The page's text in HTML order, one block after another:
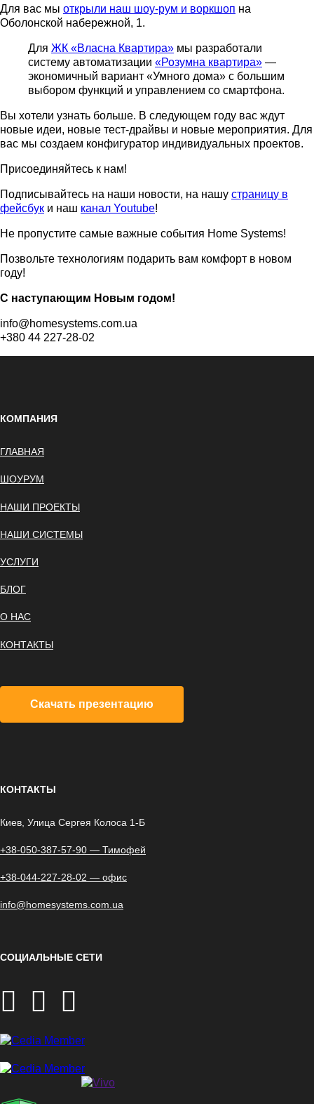
Для вас мы открыли наш шоу-рум и воркшоп на
Оболонской набережной, 1.
Для ЖК «Власна Квартира» мы разработали
систему автоматизации «Розумна квартира» —
экономичный вариант «Умного дома» с большим
выбором функций и управлением со смартфона.
Вы хотели узнать больше. В следующем году вас ждут
новые идеи, новые тест-драйвы и новые мероприятия. Для
вас мы создаем конфигуратор индивидуальных проектов.
Присоединяйтесь к нам!
Подписывайтесь на наши новости, на нашу страницу в
фейсбук и наш канал Youtube!
Не пропустите самые важные события Home Systems!
Позвольте технологиям подарить вам комфорт в новом
году!
С наступающим Новым годом!
info@homesystems.com.ua
+380 44 227-28-02
КОМПАНИЯ
ГЛАВНАЯ
ШОУРУМ
НАШИ ПРОЕКТЫ
НАШИ СИСТЕМЫ
УСЛУГИ
БЛОГ
О НАС
КОНТАКТЫ
Скачать презентацию
КОНТАКТЫ
Киев, Улица Сергея Колоса 1-Б
+38-050-387-57-90 — Тимофей
+38-044-227-28-02 — офис
info@homesystems.com.ua
СОЦИАЛЬНЫЕ СЕТИ